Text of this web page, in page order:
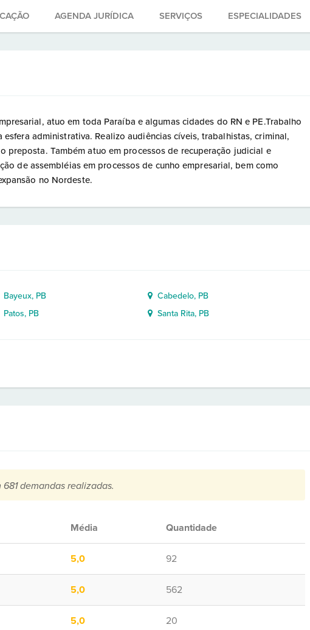
AGENDA JURÍDICA SERVIÇOS ESPECIALIDADES
atuo em toda Paraíba e algumas cidades do RN e PE.Trabalho
administrativa. Realizo audiências cíveis, trabalhistas, criminal,
preposta. Também atuo em processos de recuperação judicial e
de assembléias em processos de cunho empresarial, bem como
no Nordeste.
Bayeux, PB
Cabedelo, PB
Patos, PB Santa Rita, PB
demandas realizadas.
Média Quantidade
5,0 92
5,0 562
5,0 20